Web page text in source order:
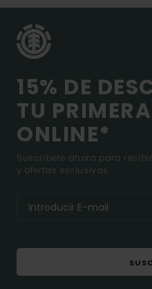
15% DE
TU
ONLINE*
Suscríbete ahora para
y ofertas exclusivas.